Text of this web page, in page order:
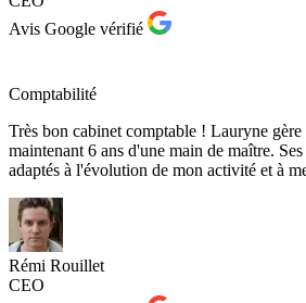
Avis Google vérifié
Comptabilité
Très bon cabinet comptable ! Lauryne
maintenant 6 ans d'une main de maître.
adaptés à l'évolution de mon activité et à
Rémi Rouillet
CEO